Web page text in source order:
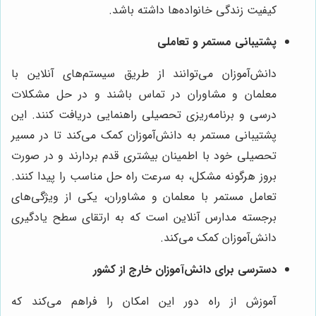
کیفیت زندگی خانواده‌ها داشته باشد.
پشتیبانی مستمر و تعاملی
دانش‌آموزان می‌توانند از طریق سیستم‌های آنلاین با
معلمان و مشاوران در تماس باشند و در حل مشکلات
درسی و برنامه‌ریزی تحصیلی راهنمایی دریافت کنند. این
پشتیبانی مستمر به دانش‌آموزان کمک می‌کند تا در مسیر
تحصیلی خود با اطمینان بیشتری قدم بردارند و در صورت
بروز هرگونه مشکل، به سرعت راه حل مناسب را پیدا کنند.
تعامل مستمر با معلمان و مشاوران، یکی از ویژگی‌های
برجسته مدارس آنلاین است که به ارتقای سطح یادگیری
دانش‌آموزان کمک می‌کند.
دسترسی برای دانش‌آموزان خارج از کشور
آموزش از راه دور این امکان را فراهم می‌کند که